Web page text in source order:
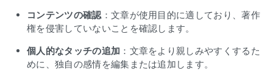
コンテンツの確認：文章が使用目的に適しており、著作
権を侵害していないことを確認します。
個人的なタッチの追加 ：文章をより親しみやすくするた
めに、独自の感情を編集または追加します。